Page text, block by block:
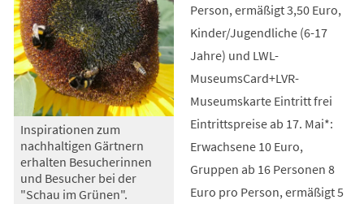
Inspirationen zum
nachhaltigen Gärtnern
erhalten Besucherinnen
und Besucher bei der
"Schau im Grünen".
Person, ermäßigt 3,50 Euro,
Kinder/Jugendliche (6-17
Jahre) und LWL-
MuseumsCard+LVR-
Museumskarte Eintritt frei
Eintrittspreise ab 17. Mai*:
Erwachsene 10 Euro,
Gruppen ab 16 Personen 8
Euro pro Person, ermäßigt 5